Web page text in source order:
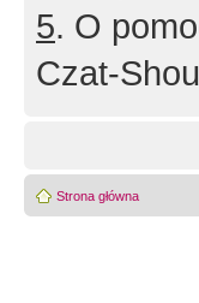
5. O
Czat-
Strona główna